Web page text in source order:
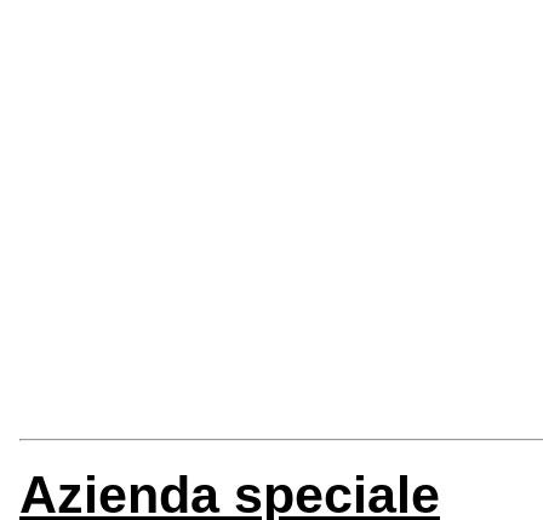
Azienda speciale